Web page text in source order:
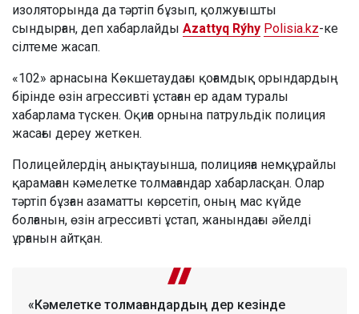
изоляторында да тәртіп бұзып, қолжуғышты
сындырған, деп хабарлайды Azattyq Rýhy Polisia.kz-ке
сілтеме жасап.
«102» арнасына Көкшетаудағы қоғамдық орындардың
бірінде өзін агрессивті ұстаған ер адам туралы
хабарлама түскен. Оқиға орнына патрульдік полиция
жасағы дереу жеткен.
Полицейлердің анықтауынша, полицияға немқұрайлы
қарамаған кәмелетке толмағандар хабарласқан. Олар
тәртіп бұзған азаматты көрсетіп, оның мас күйде
болғанын, өзін агрессивті ұстап, жанындағы әйелді
ұрғанын айтқан.
«Кәмелетке толмағандардың дер кезінде